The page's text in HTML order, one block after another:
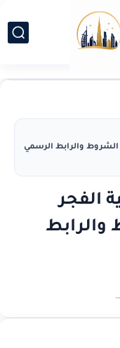
التسجيل في جمعية الفجر الشبابي 2026 – الشروط والرابط الرسمي
الفجر
والرابط
Last update :